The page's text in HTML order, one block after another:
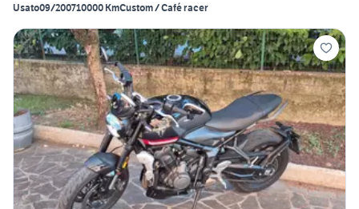
Usato09/200710000 KmCustom / Café racer